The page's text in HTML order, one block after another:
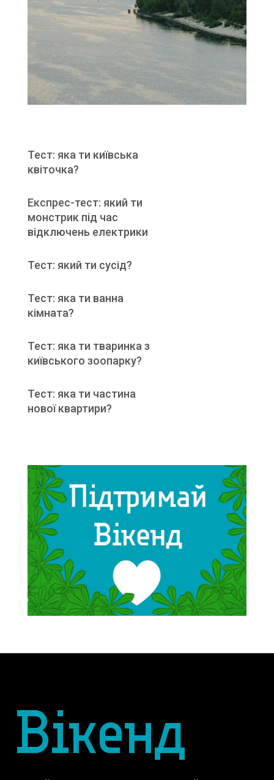
Тест: яка ти київська
квіточка?
Експрес-тест: який ти
монстрик під час
відключень електрики
Тест: який ти сусід?
Тест: яка ти ванна
кімната?
Тест: яка ти тваринка з
київського зоопарку?
Тест: яка ти частина
нової квартири?